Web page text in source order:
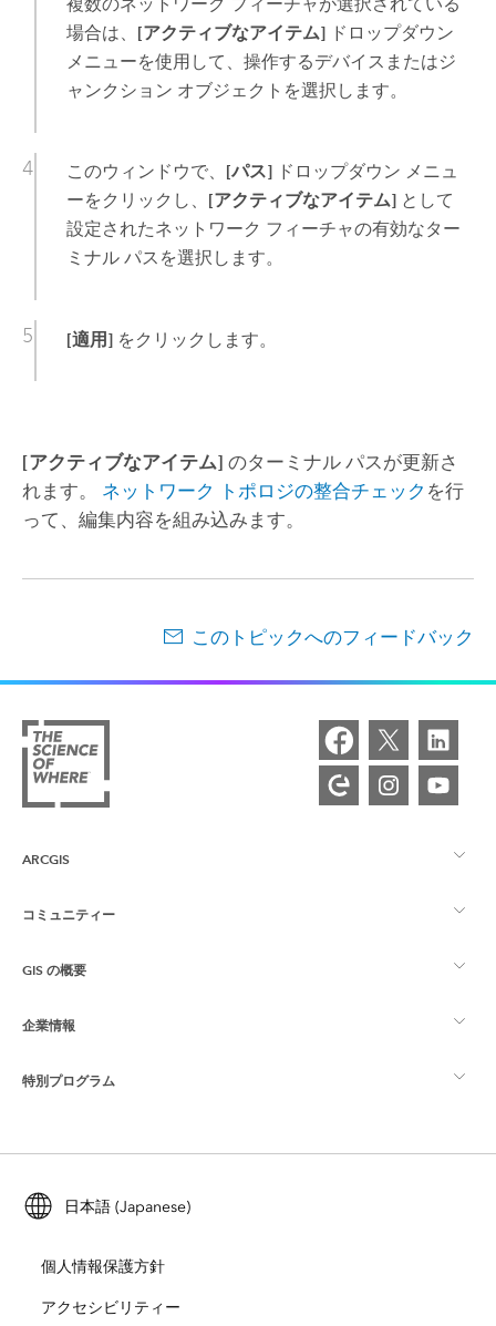
複数のネットワーク フィーチャが選択されている
場合は、 [アクティブなアイテム]ドロップダウン
メニューを使用して、操作するデバイスまたはジ
ャンクション オブジェクトを選択します。
このウィンドウで、 [パス]ドロップダウン メニュ
ーをクリックし、 [アクティブなアイテム]として
設定されたネットワーク フィーチャの有効なター
ミナル パスを選択します。
[適用]をクリックします。
[アクティブなアイテム] のターミナル パスが更新さ
れます。 ネットワーク トポロジの整合チェック を行
って、編集内容を組み込みます。
このトピックへのフィードバック
ARCGIS
ArcGIS の概要
マッピング
コミュニティー
Esri Community
ArcGIS ブログ
Esri Young Professionals Network
GIS の概要
GIS とは
ロケーション インテリジェンス
トレーニング
ArcUser
ArcNews
企業情報
Esri について
採用情報
オープンビジョン
特別プログラム
ArcGIS for Student Use
自然保護
日本語 (Japanese)
個人情報保護方針
アクセシビリティー